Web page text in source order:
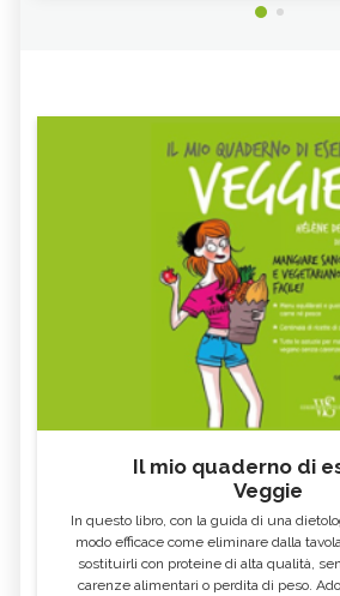
Il mio quaderno di
Veggie
In questo libro, con la guida di una
modo efficace come eliminare dalla
sostituirli con proteine di alta qualità,
carenze alimentari o perdita di peso.